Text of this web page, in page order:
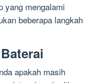
yang mengalami
beberapa langkah
apakah masih